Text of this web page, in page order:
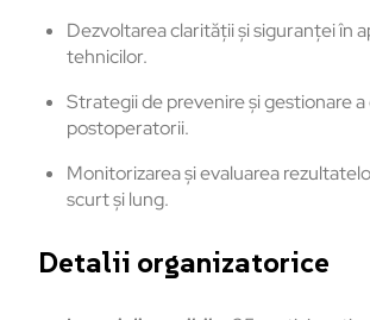
Dezvoltarea clarității și siguranței în
tehnicilor.
Strategii de prevenire și gestionare
postoperatorii.
Monitorizarea și evaluarea
scurt și lung.
Detalii organizatorice